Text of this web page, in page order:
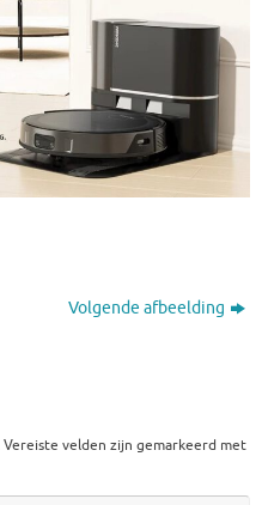
Volgende afbeelding
Vereiste velden zijn gemarkeerd met